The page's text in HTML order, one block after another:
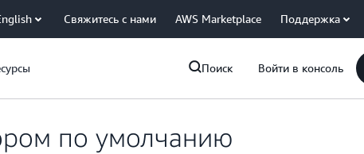
Свяжитесь с нами AWS Marketplace Поддержка
Поиск Войти в консоль
по умолчанию